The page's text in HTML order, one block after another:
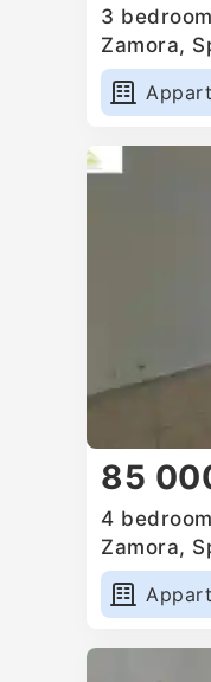
3
Zamora,
85
4
Zamora,